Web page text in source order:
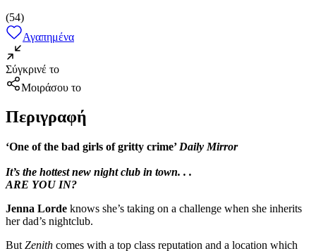
(54)
Αγαπημένα
Σύγκρινέ το
Μοιράσου το
Περιγραφή
‘One of the bad girls of gritty crime’ Daily Mirror
It’s the hottest new night club in town. . .
ARE YOU IN?
Jenna Lorde knows she’s taking on a challenge when she inherits
her dad’s nightclub.
But Zenith comes with a top class reputation and a location which